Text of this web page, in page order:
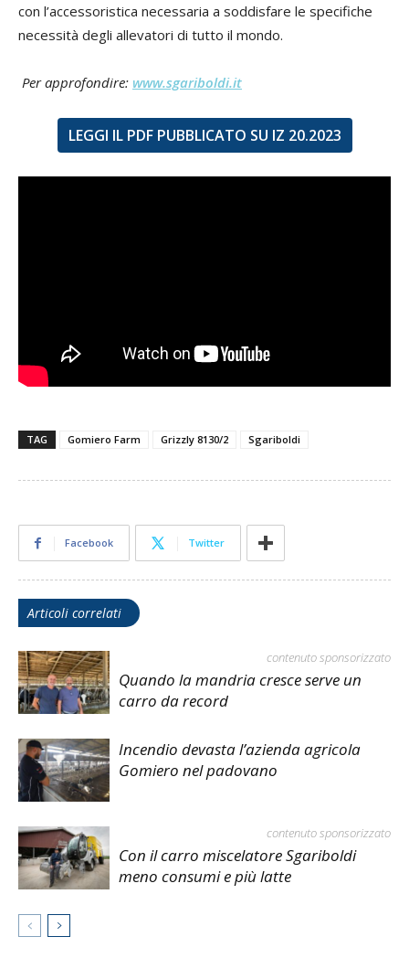
con l’accessoristica necessaria a soddisfare le specifiche
necessità degli allevatori di tutto il mondo.
Per approfondire: www.sgariboldi.it
LEGGI IL PDF PUBBLICATO SU IZ 20.2023
TAG Gomiero Farm Grizzly 8130/2 Sgariboldi
Facebook Twitter
Articoli correlati
contenuto sponsorizzato
Quando la mandria cresce serve un
carro da record
Incendio devasta l’azienda agricola
Gomiero nel padovano
contenuto sponsorizzato
Con il carro miscelatore Sgariboldi
meno consumi e più latte